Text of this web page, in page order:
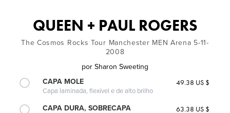
QUEEN + PAUL ROGERS
The Cosmos Rocks Tour Manchester MEN Arena 5-11-
2008
por Sharon Sweeting
CAPA MOLE
Capa laminada, flexível e de alto brilho
49.38 US $
CAPA DURA, SOBRECAPA 63.38 US $